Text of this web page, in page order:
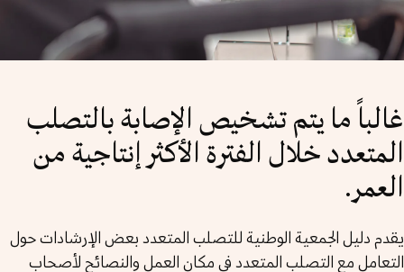
غالباً ما يتم تشخيص الإصابة بالتصلب
المتعدد خلال الفترة الأكثر إنتاجية من
العمر.
يقدم دليل الجمعية الوطنية للتصلب المتعدد بعض الإرشادات حول
التعامل مع التصلب المتعدد في مكان العمل والنصائح لأصحاب